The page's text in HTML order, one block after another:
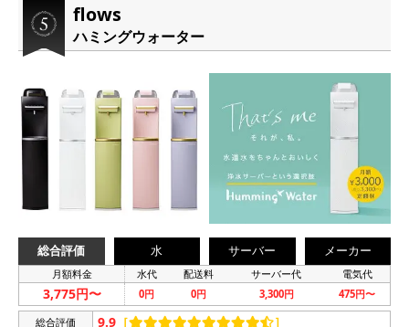
flows
ハミングウォーター
総合評価 水 サーバー メーカー
月額料金 水代 配送料 サーバー代 電気代
3,775円〜 0円 0円 3,300円 475円〜
総合評価 9.9 ［ ］